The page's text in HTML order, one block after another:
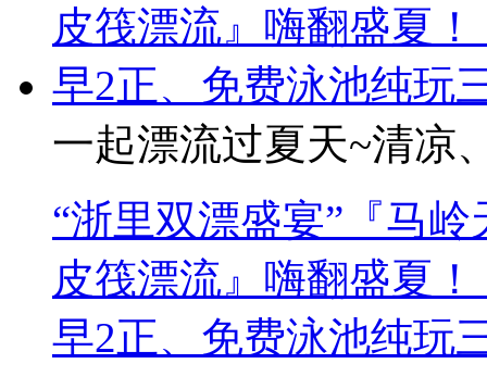
一起漂流过夏天~清凉
“浙里双漂盛宴”『马
皮筏漂流』嗨翻盛夏
早2正、免费泳池纯玩